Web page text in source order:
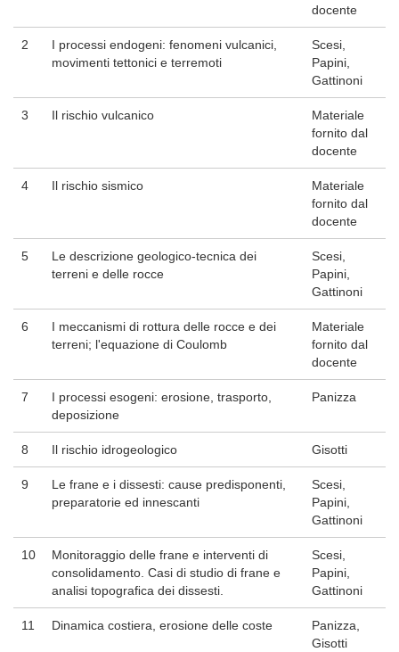
docente
2
I processi endogeni: fenomeni vulcanici,
movimenti tettonici e terremoti
Scesi,
Papini,
Gattinoni
3 Il rischio vulcanico
Materiale
fornito dal
docente
4 Il rischio sismico
Materiale
fornito dal
docente
5
Le descrizione geologico-tecnica dei
terreni e delle rocce
Scesi,
Papini,
Gattinoni
6
I meccanismi di rottura delle rocce e dei
terreni; l'equazione di Coulomb
Materiale
fornito dal
docente
7
I processi esogeni: erosione, trasporto,
deposizione
Panizza
8 Il rischio idrogeologico Gisotti
9
Le frane e i dissesti: cause predisponenti,
preparatorie ed innescanti
Scesi,
Papini,
Gattinoni
10
Monitoraggio delle frane e interventi di
consolidamento. Casi di studio di frane e
analisi topograﬁca dei dissesti.
Scesi,
Papini,
Gattinoni
11 Dinamica costiera, erosione delle coste
Panizza,
Gisotti